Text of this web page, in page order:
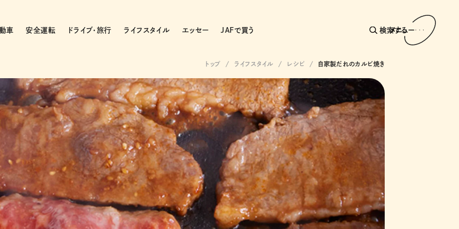
車 安全運転 ドライブ・旅行 ライフスタイル エッセー JAFで買う 検索する
メニュー
トップ ライフスタイル レシピ 自家製だれのカルビ焼き